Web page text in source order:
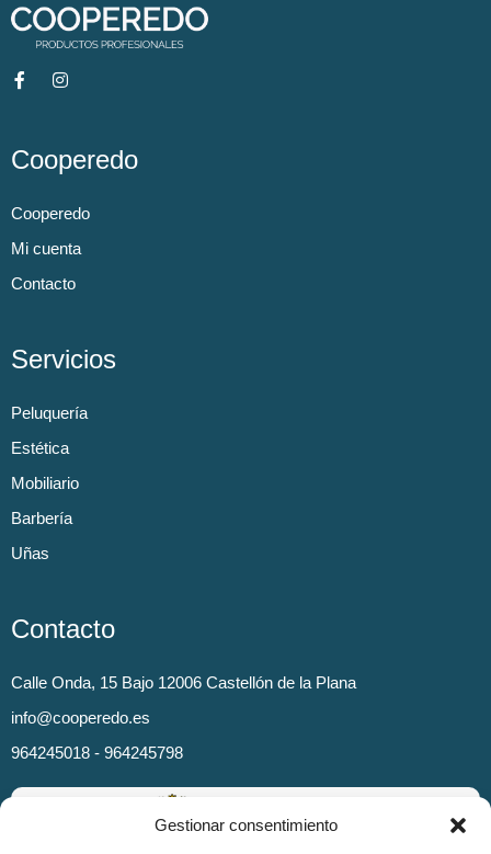
Gestionar consentimiento
Cooperedo
Cooperedo
Mi cuenta
Contacto
Servicios
Peluquería
Estética
Mobiliario
Barbería
Uñas
Contacto
Calle Onda, 15 Bajo 12006 Castellón de la Plana
info@cooperedo.es
964245018 - 964245798